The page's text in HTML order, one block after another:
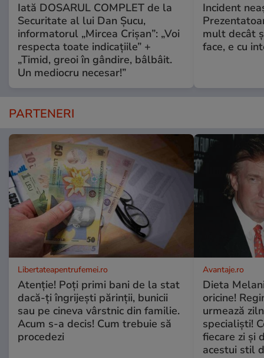
Iată DOSARUL COMPLET de la
Securitate al lui Dan Șucu,
informatorul „Mircea Crișan”: „Voi
respecta toate indicațiile” +
„Timid, greoi în gândire, bâlbâit.
Un mediocru necesar!”
Incident
mult decât
face, e cu
PARTENERI
Libertateapentrufemei.ro
Atenție! Poți primi bani de la stat
dacă-ți îngrijești părinții, bunicii
sau pe cineva vârstnic din familie.
Acum s-a decis! Cum trebuie să
procedezi
Avantaje.ro
Dieta
oricine!
urmează
specialiști!
fiecare zi și
acestui stil